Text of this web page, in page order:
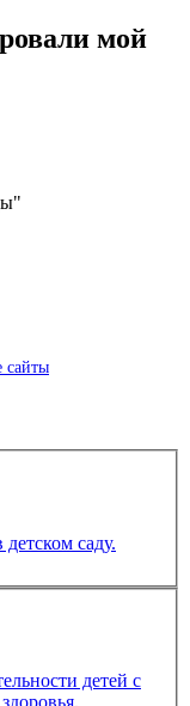
мой
сайты
детском саду.
детей с